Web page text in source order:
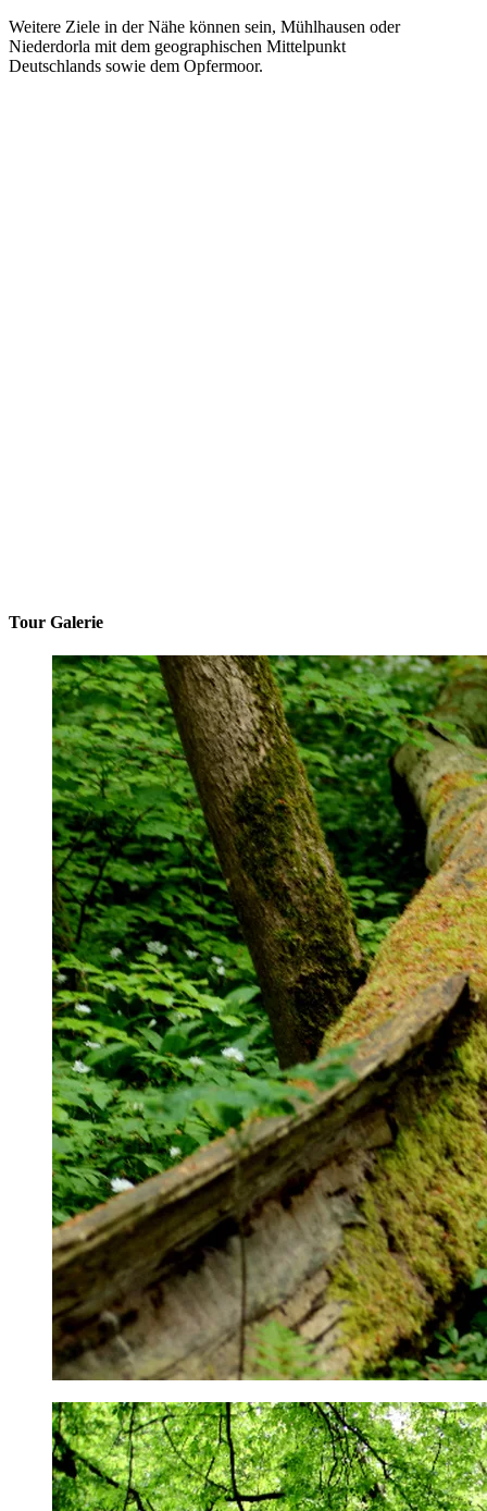
Weitere Ziele in der Nähe können sein, Mühlhausen oder
Niederdorla mit dem geographischen Mittelpunkt
Deutschlands sowie dem Opfermoor.
Tour Galerie